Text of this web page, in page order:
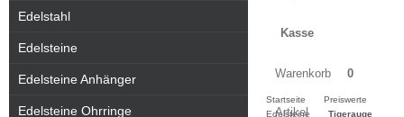
Kasse
Warenkorb 0
Artikel
Startseite
Preiswerte
Edelsteine
Tigerauge
Edelstahl
Edelsteine
Edelsteine Anhänger
Edelsteine Ohrringe